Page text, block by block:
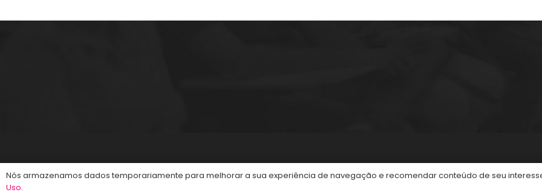
©2013-2024Energia Concursos. Todos os direitos reservados.
Nós armazenamos dados temporariamente para melhorar a sua experiência de navegação e recomendar conteúdo de seu
Uso.